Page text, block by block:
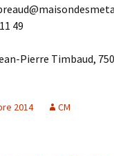
49
Pierre Timbaud,
2014 CM